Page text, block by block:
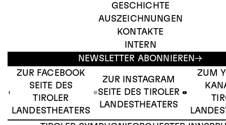
GESCHICHTE
AUSZEICHNUNGEN
KONTAKTE
INTERN
NEWSLETTER ABONNIEREN
ZUR FACEBOOK
SEITE DES
TIROLER
LANDESTHEATERS
ZUR INSTAGRAM
SEITE DES TIROLER
LANDESTHEATERS
ZUM